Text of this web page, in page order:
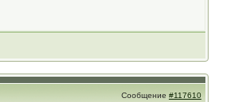
Сообщение #117610